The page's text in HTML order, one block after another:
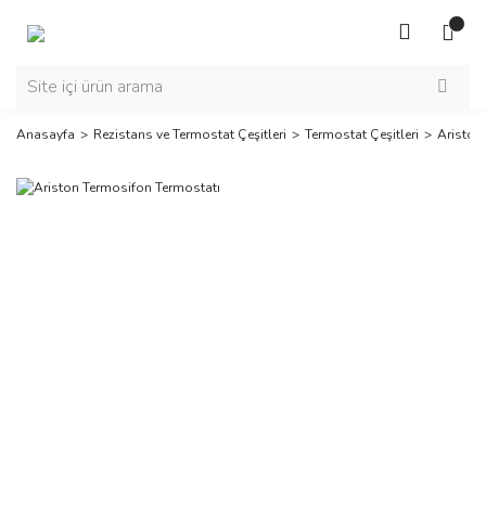
Anasayfa Rezistans ve Termostat Çeşitleri Termostat Çeşitleri Ariston